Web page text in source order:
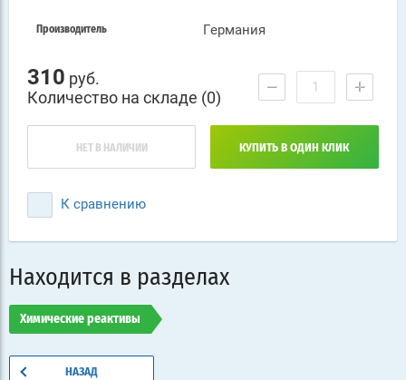
Производитель Германия
310 руб.
Количество на складе (0)
− +
НЕТ В НАЛИЧИИ КУПИТЬ В ОДИН КЛИК
К сравнению
Находится в разделах
Химические реактивы
НАЗАД